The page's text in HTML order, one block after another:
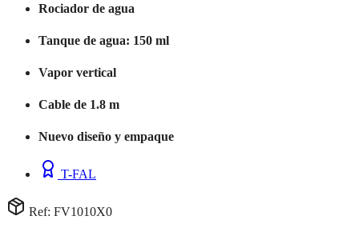
Rociador de agua
Tanque de agua: 150 ml
Vapor vertical
Cable de 1.8 m
Nuevo diseño y empaque
T-FAL
Ref: FV1010X0